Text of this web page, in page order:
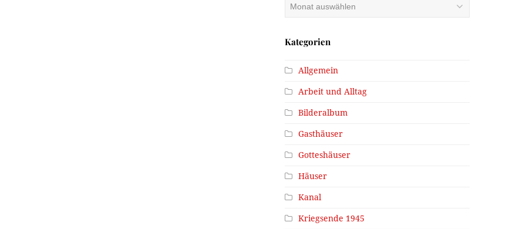
Kategorien
Allgemein
Arbeit und Alltag
Bilderalbum
Gasthäuser
Gotteshäuser
Häuser
Kanal
Kriegsende 1945